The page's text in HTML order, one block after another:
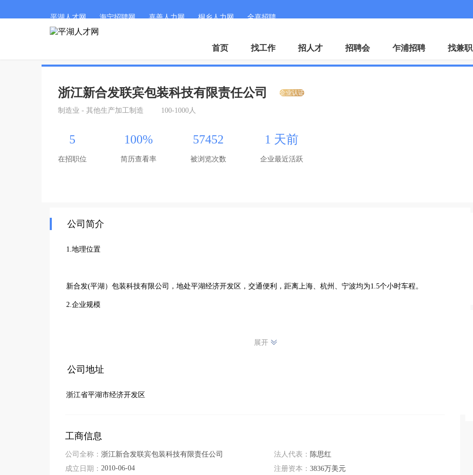
平湖人才网 海宁招聘网 嘉善人力网 桐乡人力网 全嘉招聘
微信
首页 找工作 招人才 招聘会 乍浦招聘 找兼职
浙江新合发联宾包装科技有限责任公司 企业认证
制造业 - 其他生产加工制造 100-1000人
5
在招职位
100%
简历查看率
57452
被浏览次数
1 天前
企业最近活跃
公司简介
1.地理位置
新合发(平湖）包装科技有限公司，地处平湖经济开发区，交通便利，距离上海、杭州、宁波均为1.5个小时车程。
2.企业规模
主营产品:卫生纸包装袋、纸尿裤包装袋、手帕纸包装膜、湿巾纸自动包装膜、卡头袋、手提袋等塑料包装制品。
主要客户:恒安集团;
         金红叶;
         中顺纸业;
年营业额:2.5亿元以上
展开
公司地址
浙江省平湖市经济开发区
工商信息
公司全称： 浙江新合发联宾包装科技有限责任公司
成立日期： 2010-06-04
法人代表： 陈思红
注册资本： 3836万美元